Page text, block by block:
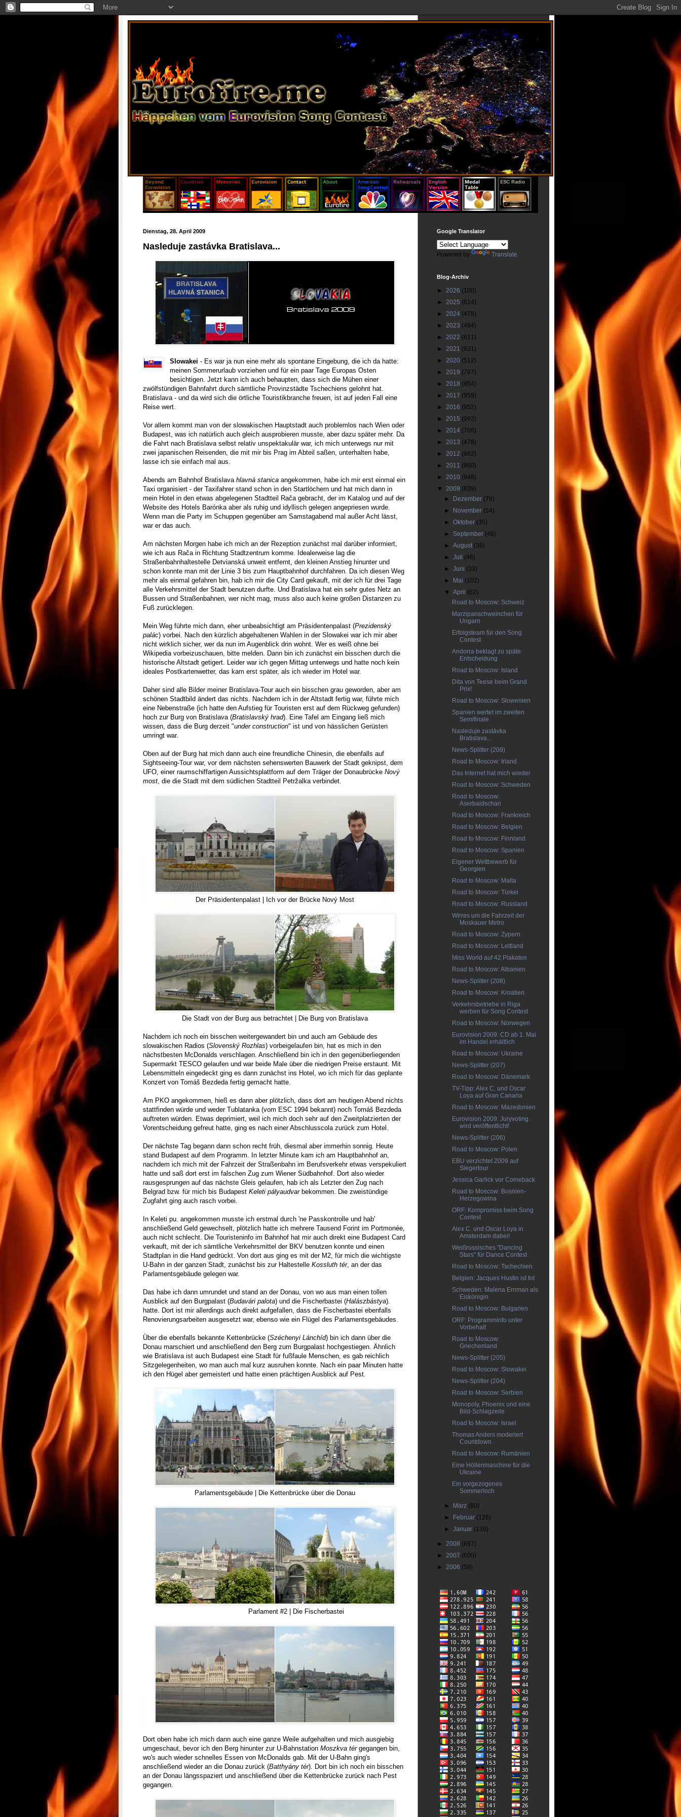
Dienstag, 28. April 2009
Nasleduje zastávka Bratislava...
Slowakei - Es war ja nun eine mehr als spontane Eingebung, die ich da hatte:
meinen Sommerurlaub vorziehen und für ein paar Tage Europas Osten
besichtigen. Jetzt kann ich auch behaupten, dass sich die Mühen einer
zwölfstündigen Bahnfahrt durch sämtliche Provinzstädte Tschechiens gelohnt hat.
Bratislava - und da wird sich die örtliche Touristikbranche freuen, ist auf jeden Fall eine
Reise wert.
Vor allem kommt man von der slowakischen Hauptstadt auch problemlos nach Wien oder
Budapest, was ich natürlich auch gleich ausprobieren musste, aber dazu später mehr. Da
die Fahrt nach Bratislava selbst relativ unspektakulär war, ich mich unterwegs nur mit
zwei japanischen Reisenden, die mit mir bis Prag im Abteil saßen, unterhalten habe,
lasse ich sie einfach mal aus.
Abends am Bahnhof Bratislava hlavná stanica angekommen, habe ich mir erst einmal ein
Taxi organisiert - der Taxifahrer stand schon in den Startlöchern und hat mich dann in
mein Hotel in den etwas abgelegenen Stadtteil Rača gebracht, der im Katalog und auf der
Website des Hotels Barónka aber als ruhig und idyllisch gelegen angepriesen wurde.
Wenn man die Party im Schuppen gegenüber am Samstagabend mal außer Acht lässt,
war er das auch.
Am nächsten Morgen habe ich mich an der Rezeption zunächst mal darüber informiert,
wie ich aus Rača in Richtung Stadtzentrum komme. Idealerweise lag die
Straßenbahnhaltestelle Detvianská unweit entfernt, den kleinen Anstieg hinunter und
schon konnte man mit der Linie 3 bis zum Hauptbahnhof durchfahren. Da ich diesen Weg
mehr als einmal gefahren bin, hab ich mir die City Card gekauft, mit der ich für drei Tage
alle Verkehrsmittel der Stadt benutzen durfte. Und Bratislava hat ein sehr gutes Netz an
Bussen und Straßenbahnen, wer nicht mag, muss also auch keine großen Distanzen zu
Fuß zurücklegen.
Mein Weg führte mich dann, eher unbeabsichtigt am Präsidentenpalast (Prezidenský
palác) vorbei. Nach den kürzlich abgehaltenen Wahlen in der Slowakei war ich mir aber
nicht wirklich sicher, wer da nun im Augenblick drin wohnt. Wer es weiß ohne bei
Wikipedia vorbeizuschauen, bitte melden. Dann bin ich zunächst ein bisschen durch die
historische Altstadt getigert. Leider war ich gegen Mittag unterwegs und hatte noch kein
ideales Postkartenwetter, das kam erst später, als ich wieder im Hotel war.
Daher sind alle Bilder meiner Bratislava-Tour auch ein bisschen grau geworden, aber am
schönen Stadtbild ändert das nichts. Nachdem ich in der Altstadt fertig war, führte mich
eine Nebenstraße (ich hatte den Aufstieg für Touristen erst auf dem Rückweg gefunden)
hoch zur Burg von Bratislava (Bratislavský hrad). Eine Tafel am Eingang ließ mich
wissen, dass die Burg derzeit "under construction" ist und von hässlichen Gerüsten
umringt war.
Oben auf der Burg hat mich dann auch eine freundliche Chinesin, die ebenfalls auf
Sightseeing-Tour war, vor dem nächsten sehenswerten Bauwerk der Stadt geknipst, dem
UFO, einer raumschiffartigen Aussichtsplattform auf dem Träger der Donaubrücke Nový
most , die die Stadt mit dem südlichen Stadtteil Petržalka verbindet.
Der Präsidentenpalast | Ich vor der Brücke Nový Most
Die Stadt von der Burg aus betrachtet | Die Burg von Bratislava
Nachdem ich noch ein bisschen weitergewandert bin und auch am Gebäude des
slowakischen Radios (Slovenský Rozhlas) vorbeigelaufen bin, hat es mich in den
nächstbesten McDonalds verschlagen. Anschließend bin ich in den gegenüberliegenden
Supermarkt TESCO gelaufen und war beide Male über die niedrigen Preise erstaunt. Mit
Lebensmitteln eingedeckt ging es dann zunächst ins Hotel, wo ich mich für das geplante
Konzert von Tomáš Bezdeda fertig gemacht hatte.
Am PKO angekommen, hieß es dann aber plötzlich, dass dort am heutigen Abend nichts
stattfinden würde und weder Tublatanka (vom ESC 1994 bekannt) noch Tomáš Bezdeda
auftreten würden. Etwas deprimiert, weil ich mich doch sehr auf den Zweitplatzierten der
Vorentscheidung gefreut hatte, ging es nach einer Abschlusscola zurück zum Hotel.
Der nächste Tag begann dann schon recht früh, diesmal aber immerhin sonnig. Heute
stand Budapest auf dem Programm. In letzter Minute kam ich am Hauptbahnhof an,
nachdem ich mich mit der Fahrzeit der Straßenbahn im Berufsverkehr etwas verspekuliert
hatte und saß dort erst im falschen Zug zum Wiener Südbahnhof. Dort also wieder
rausgesprungen auf das nächste Gleis gelaufen, hab ich als Letzter den Zug nach
Belgrad bzw. für mich bis Budapest Keleti pályaudvarbekommen. Die zweistündige
Zugfahrt ging auch rasch vorbei.
In Keleti pu. angekommen musste ich erstmal durch 'ne Passkontrolle und hab'
anschließend Geld gewechselt, plötzlich hatte ich mehrere Tausend Forint im Portmonée,
auch nicht schlecht. Die Touristeninfo im Bahnhof hat mir auch direkt eine Budapest Card
verkauft, mit der ich sämtliche Verkehrsmittel der BKV benutzen konnte und einen
Stadtplan in die Hand gedrückt. Von dort aus ging es mit der M2, für mich die wichtigste
U-Bahn in der ganzen Stadt, zunächst bis zur Haltestelle Kossluth tér, an der das
Parlamentsgebäude gelegen war.
Das habe ich dann umrundet und stand an der Donau, von wo aus man einen tollen
Ausblick auf den Burgpalast (Budavári palota) und die Fischerbastei (Halászbástya).
hatte. Dort ist mir allerdings auch direkt aufgefallen, dass die Fischerbastei ebenfalls
Renovierungsarbeiten ausgesetzt war, ebenso wie ein Flügel des Parlamentsgebäudes.
Über die ebenfalls bekannte Kettenbrücke (Széchenyi Lánchíd) bin ich dann über die
Donau marschiert und anschließend den Berg zum Burgpalast hochgestiegen. Ähnlich
wie Bratislava ist auch Budapest eine Stadt für fußfaule Menschen, es gab reichlich
Sitzgelegenheiten, wo man auch mal kurz ausruhen konnte. Nach ein paar Minuten hatte
ich den Hügel aber gemeistert und hatte einen prächtigen Ausblick auf Pest.
Parlamentsgebäude | Die Kettenbrücke über die Donau
Parlament #2 | Die Fischerbastei
Dort oben habe ich mich dann auch eine ganze Weile aufgehalten und mich ausgiebig
umgeschaut, bevor ich den Berg hinunter zur U-Bahnstation Moszkva térgegangen bin,
wo's auch wieder schnelles Essen von McDonalds gab. Mit der U-Bahn ging's
anschließend wieder an die Donau zurück (Batthyány tér). Dort bin ich noch ein bisschen
an der Donau längsspaziert und anschließend über die Kettenbrücke zurück nach Pest
gegangen.
Google Translator
Powered by Translate
Blog-Archiv
► 2026 (100)
► 2025 (614)
► 2024 (478)
► 2023 (494)
► 2022 (611)
► 2021 (631)
► 2020 (512)
► 2019 (787)
► 2018 (954)
► 2017 (959)
► 2016 (952)
► 2015 (993)
► 2014 (706)
► 2013 (478)
► 2012 (662)
► 2011 (860)
► 2010 (948)
▼ 2009 (839)
►
Dezember (78)
►
November (54)
►Oktober (35)
► September (46)
►August (38)
►Juli (46)
►Juni (33)
►
Mai (102)
▼April (62)
Road to Moscow: Schweiz
Marzipanschweinchen für
Ungarn
Erfolgsteam für den Song
Contest
Andorra beklagt zu späte
Entscheidung
Road to Moscow: Island
Dita von Teese beim Grand
Prix!
Road to Moscow: Slowenien
Spanien wertet im zweiten
Semifinale
Nasleduje zastávka
Bratislava...
News-Splitter (209)
Road to Moscow: Irland
Das Internet hat mich wieder
Road to Moscow: Schweden
Road to Moscow:
Aserbaidschan
Road to Moscow: Frankreich
Road to Moscow: Belgien
Road to Moscow: Finnland
Road to Moscow: Spanien
Eigener Wettbewerb für
Georgien
Road to Moscow: Malta
Road to Moscow: Türkei
Road to Moscow: Russland
Wirres um die Fahrzeit der
Moskauer Metro
Road to Moscow: Zypern
Road to Moscow: Lettland
Miss World auf 42 Plakaten
Road to Moscow: Albanien
News-Splitter (208)
Road to Moscow: Kroatien
Verkehrsbetriebe in Riga
werben für Song Contest
Road to Moscow: Norwegen
Eurovision 2009: CD ab 1. Mai
im Handel erhältlich
Road to Moscow: Ukraine
News-Splitter (207)
Road to Moscow: Dänemark
TV-Tipp: Alex C. und Oscar
Loya auf Gran Canaria
Road to Moscow: Mazedonien
Eurovision 2009: Juryvoting
wird veröffentlicht!
News-Splitter (206)
Road to Moscow: Polen
EBU verzichtet 2009 auf
Siegertour
Jessica Garlick vor Comeback
Road to Moscow: Bosnien-
Herzegowina
ORF: Kompromiss beim Song
Contest
Alex C. und Oscar Loya in
Amsterdam dabei!
Weißrussisches "Dancing
Stars" für Dance Contest
Road to Moscow: Tschechien
Belgien: Jacques Hustin ist tot
Schweden: Malena Ernman als
Eiskönigin
Road to Moscow: Bulgarien
ORF: Programminfo unter
Vorbehalt
Road to Moscow:
Griechenland
News-Splitter (205)
Road to Moscow: Slowakei
News-Splitter (204)
Road to Moscow: Serbien
Monopoly, Phoenix und eine
Bild-Schlagzeile
Road to Moscow: Israel
Thomas Anders moderiert
Countdown
Road to Moscow: Rumänien
Eine Höllenmaschine für die
Ukraine
Ein vorgezogenes
Sommerloch
► März (80)
►
Februar (126)
►Januar (139)
► 2008 (897)
► 2007 (600)
► 2006 (58)